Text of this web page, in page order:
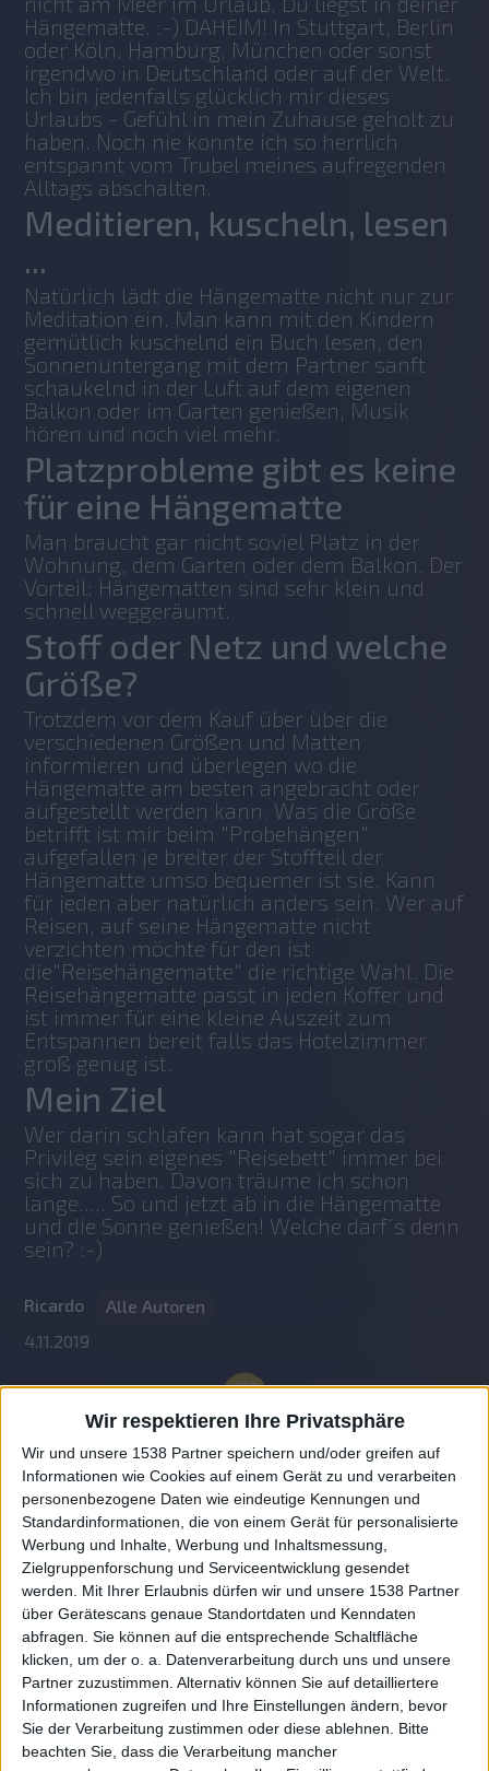
Wir respektieren Ihre Privatsphäre
Wir und unsere 1538 Partner speichern und/oder greifen auf
Informationen wie Cookies auf einem Gerät zu und verarbeiten
personenbezogene Daten wie eindeutige Kennungen und
Standardinformationen, die von einem Gerät für personalisierte
Werbung und Inhalte, Werbung und Inhaltsmessung,
Zielgruppenforschung und Serviceentwicklung gesendet
werden.
Mit Ihrer Erlaubnis dürfen wir und unsere 1538 Partner
über Gerätescans genaue Standortdaten und Kenndaten
abfragen. Sie können auf die entsprechende Schaltfläche
klicken, um der o. a. Datenverarbeitung durch uns und unsere
Partner zuzustimmen. Alternativ können Sie auf detailliertere
Informationen zugreifen und Ihre Einstellungen ändern, bevor
Sie der Verarbeitung zustimmen oder diese ablehnen.
Bitte
beachten Sie, dass die Verarbeitung mancher
Hängematte. :-) DAHEIM! In Stuttgart, Berlin
oder Köln, Hamburg, München oder sonst
irgendwo in Deutschland oder auf der Welt.
Ich bin jedenfalls glücklich mir dieses
Urlaubs - Gefühl in mein Zuhause geholt zu
haben. Noch nie konnte ich so herrlich
entspannt vom Trubel meines aufregenden
Alltags abschalten.
Meditieren, kuscheln, lesen
...
Natürlich lädt die Hängematte nicht nur zur
Meditation ein. Man kann mit den Kindern
gemütlich kuschelnd ein Buch lesen, den
Sonnenuntergang mit dem Partner sanft
schaukelnd in der Luft auf dem eigenen
Balkon oder im Garten genießen, Musik
hören und noch viel mehr.
Platzprobleme gibt es keine
für eine Hängematte
Man braucht gar nicht soviel Platz in der
Wohnung, dem Garten oder dem Balkon. Der
Vorteil: Hängematten sind sehr klein und
schnell weggeräumt.
Stoff oder Netz und welche
Größe?
Trotzdem vor dem Kauf über über die
verschiedenen Größen und Matten
informieren und überlegen wo die
Hängematte am besten angebracht oder
aufgestellt werden kann. Was die Größe
betrifft ist mir beim "Probehängen"
aufgefallen je breiter der Stoffteil der
Hängematte umso bequemer ist sie. Kann
für jeden aber natürlich anders sein. Wer auf
Reisen, auf seine Hängematte nicht
verzichten möchte für den ist
die"Reisehängematte" die richtige Wahl. Die
Reisehängematte passt in jeden Koffer und
ist immer für eine kleine Auszeit zum
Entspannen bereit falls das Hotelzimmer
groß genug ist.
Mein Ziel
Wer darin schlafen kann hat sogar das
Privileg sein eigenes "Reisebett" immer bei
sich zu haben. Davon träume ich schon
lange..... So und jetzt ab in die Hängematte
und die Sonne genießen! Welche darf´s denn
sein? :-)
Ricardo
Alle Autoren
4.11.2019
Auf DESMONDO findet Ihr Inspirationen für
individuelles, gemütliches und intelligentes Wohnen,
die aktuellsten Einrichtungstrends und Informatives zu
neuesten Smart Home Systemen.
Rechtliches
Impressum